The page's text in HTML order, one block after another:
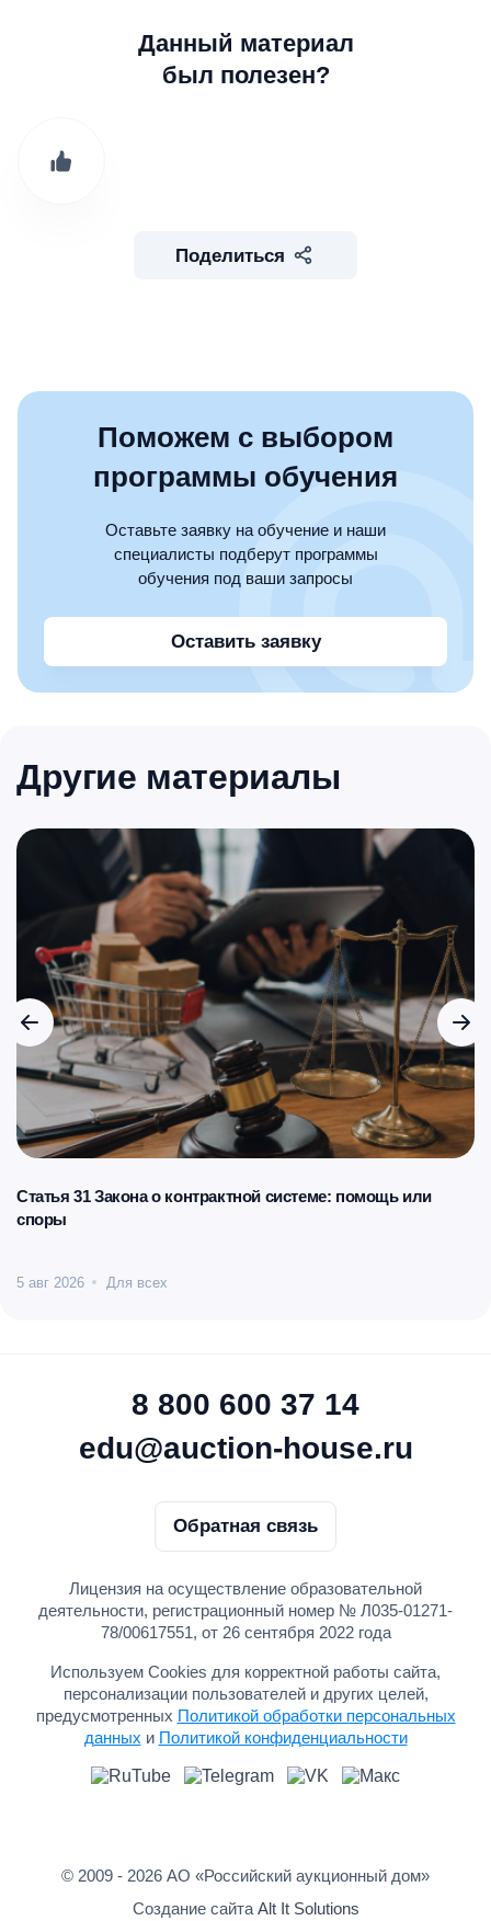
Данный материал
был полезен?
Поделиться
Поможем с выбором
программы обучения
Оставьте заявку на обучение и наши
специалисты подберут программы
обучения под ваши запросы
Оставить заявку
Другие материалы
Статья 31 Закона о контрактной системе: помощь или
споры
5 авг 2026 Для всех
8 800 600 37 14
edu@auction-house.ru
Обратная связь
Лицензия на осуществление образовательной
деятельности, регистрационный номер № Л035-01271-
78/00617551, от 26 сентября 2022 года
Используем Cookies для корректной работы сайта,
персонализации пользователей и других целей,
предусмотренных Политикой обработки персональных
данных и Политикой конфиденциальности
© 2009 - 2026 АО «Российский аукционный дом»
Создание сайта Alt It Solutions